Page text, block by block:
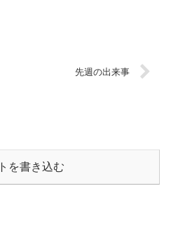
先週の出来事
を書き込む